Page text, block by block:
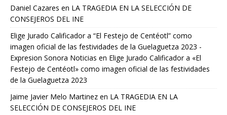
Daniel Cazares en LA TRAGEDIA EN LA SELECCIÓN DE
CONSEJEROS DEL INE
Elige Jurado Calificador a “El Festejo de Centéotl” como
imagen oficial de las festividades de la Guelaguetza 2023 -
Expresion Sonora Noticias en Elige Jurado Calificador a «El
Festejo de Centéotl» como imagen oficial de las festividades
de la Guelaguetza 2023
Jaime Javier Melo Martinez en LA TRAGEDIA EN LA
SELECCIÓN DE CONSEJEROS DEL INE